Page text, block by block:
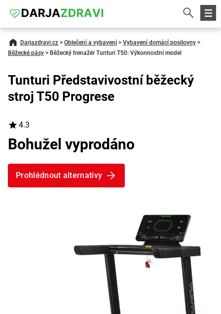
Darjazdravi.cz > Oblečení a vybavení > Vybavení domácí posilovny >
Běžecké pásy > Běžecký trenažér Tunturi T50: Výkonnostní model
Tunturi Představivostní běžecký
stroj T50 Progrese
4.3
Bohužel vyprodáno
Prohlédnout alternativy